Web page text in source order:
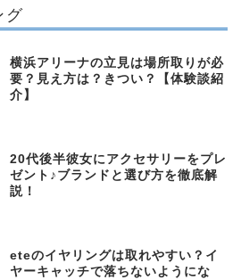
グ
横浜アリーナの立見は場所取りが必
要？見え方は？きつい？【体験談紹
介】
20代後半彼女にアクセサリーをプレ
ゼント♪ブランドと選び方を徹底解
説！
eteのイヤリングは取れやすい？イ
ヤーキャッチで落ちないようにな